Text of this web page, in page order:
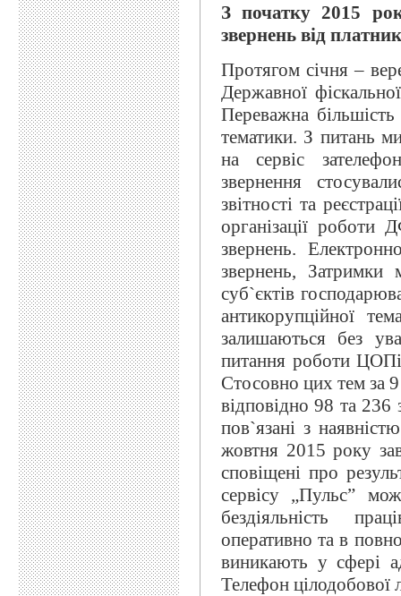
З початку 2015
звернень від
Протягом січня –
Державної
Переважна
тематики. З питань
на сервіс
звернення
звітності та
організації
звернень.
звернень, Затримки
суб`єктів
антикорупційної
залишаються без
питання роботи
Стосовно цих тем за
відповідно 98 та 236
пов`язані з
жовтня 2015 року
сповіщені про
сервісу „Пульс”
бездіяльність
оперативно та в
виникають у сфері
Телефон цілодобової